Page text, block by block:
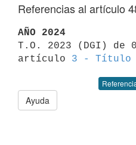
Referencias al artículo
AÑO 2024
T.O. 2023 (DGI) de
artículo 3 - Título
Ayuda